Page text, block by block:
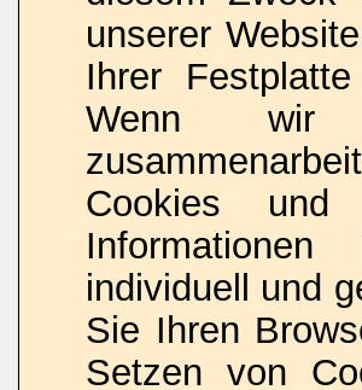
unserer
Ihrer
Wenn wir
Cookies
individuell und
Sie Ihren
Setzen von